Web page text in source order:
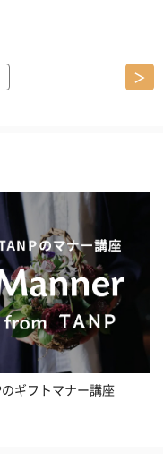
＞
ギフトマナー講座